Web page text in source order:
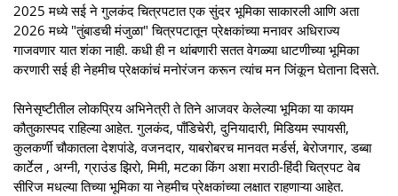
2025 मध्ये सई ने गुलकंद चित्रपटात एक सुंदर भूमिका साकारली आणि अता
2026 मध्ये "तुंबाडची मंजुळा" चित्रपटातून प्रेक्षकांच्या मनावर अधिराज्य
गाजवणार यात शंका नाही. कधी ही न थांबणारी सतत वेगळ्या धाटणीच्या भूमिका
करणारी सई ही नेहमीच प्रेक्षकांचं मनोरंजन करून त्यांच मन जिंकून घेताना दिसते.
सिनेसृष्टीतील लोकप्रिय अभिनेत्री ते तिने आजवर केलेल्या भूमिका या कायम
कौतुकास्पद राहिल्या आहेत. गुलकंद, पाँडिचेरी, दुनियादारी, मिडियम स्पायसी,
कुलकर्णी चौकातला देशपांडे, वजनदार, याबरोबरच मानवत मर्डर्स, बेरोजगार, डब्बा
कार्टेल , अग्नी, ग्राउंड झिरो, मिमी, मटका किंग अशा मराठी-हिंदी चित्रपट वेब
सीरिज मधल्या तिच्या भूमिका या नेहमीच प्रेक्षकांच्या लक्षात राहणाऱ्या आहेत.